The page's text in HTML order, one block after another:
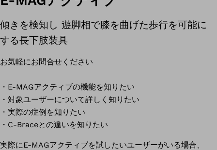
傾きを検知し 遊脚相で膝を曲げた歩行を可能に
する長下肢装具
お気軽にお問合せください
・E-MAGアクティブの機能を知りたい
・対象ユーザーについて詳しく知りたい
・実際の症例を知りたい
・C-Braceとの違いを知りたい
実際にE-MAGアクティブを試したいユーザーがいる場合、